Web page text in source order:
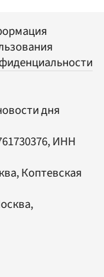
дня
ИНН
Коптевская
,